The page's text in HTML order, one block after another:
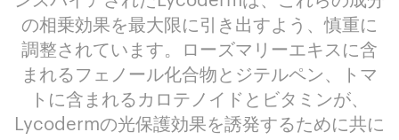
の相乗効果を最大限に引き出すよう、慎重に
調整されています。ローズマリーエキスに含
まれるフェノール化合物とジテルペン、トマ
トに含まれるカロテノイドとビタミンが、
Lycodermの光保護効果を誘発するために共に